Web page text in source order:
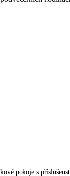
pokoje s